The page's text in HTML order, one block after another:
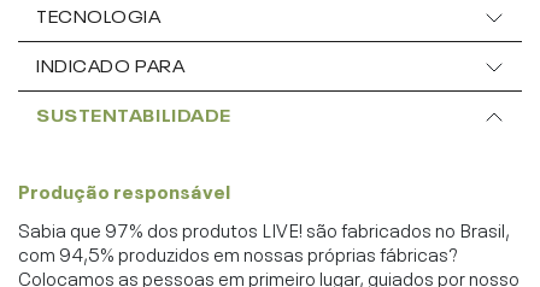
TECNOLOGIA
INDICADO PARA
SUSTENTABILIDADE
Produção responsável
Sabia que 97% dos produtos LIVE! são fabricados no Brasil,
com 94,5% produzidos em nossas próprias fábricas?
Colocamos as pessoas em primeiro lugar, guiados por nosso